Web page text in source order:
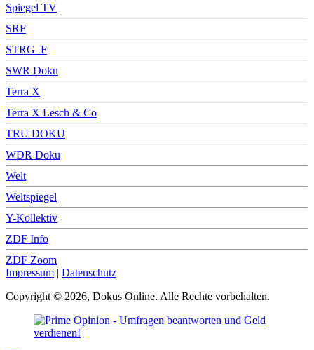
Spiegel TV
SRF
STRG_F
SWR Doku
Terra X
Terra X Lesch & Co
TRU DOKU
WDR Doku
Welt
Weltspiegel
Y-Kollektiv
ZDF Info
ZDF Zoom
Impressum | Datenschutz
Copyright © 2026, Dokus Online. Alle Rechte vorbehalten.